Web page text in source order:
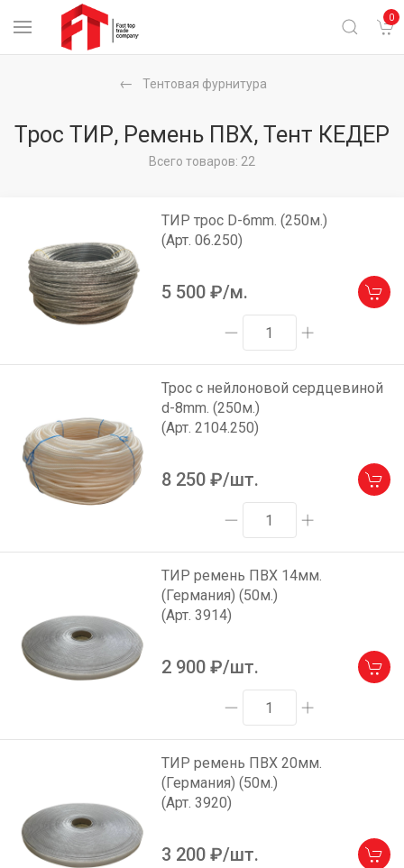
0
Тентовая фурнитура
Трос ТИР, Ремень ПВХ, Тент КЕДЕР
Всего товаров: 22
ТИР трос D-6mm. (250м.)
(Арт. 06.250)
5 500 ₽/м.
Трос с нейлоновой сердцевиной
d-8mm. (250м.)
(Арт. 2104.250)
8 250 ₽/шт.
ТИР ремень ПВХ 14мм.
(Германия) (50м.)
(Арт. 3914)
2 900 ₽/шт.
ТИР ремень ПВХ 20мм.
(Германия) (50м.)
(Арт. 3920)
3 200 ₽/шт.